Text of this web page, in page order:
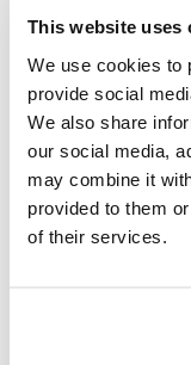
This website uses
We use cookies to
provide social
We also share
our social media,
may combine it
provided to them
of their services.
Levering
Levering i
Fragt fri
Sikker
Sporing af